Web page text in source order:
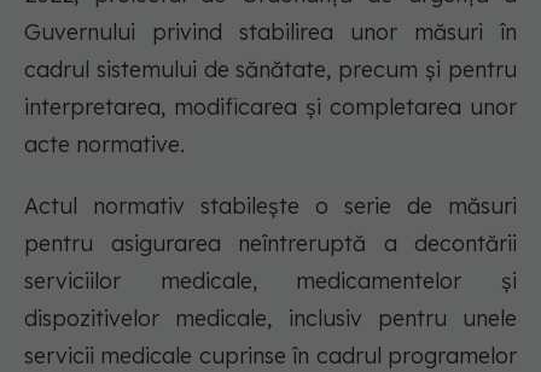
Guvernului privind stabilirea unor măsuri în
cadrul sistemului de sănătate, precum și pentru
interpretarea, modificarea și completarea unor
acte normative.
Actul normativ stabilește o serie de măsuri
pentru asigurarea neîntreruptă a decontării
serviciilor medicale, medicamentelor și
dispozitivelor medicale, inclusiv pentru unele
servicii medicale cuprinse în cadrul programelor